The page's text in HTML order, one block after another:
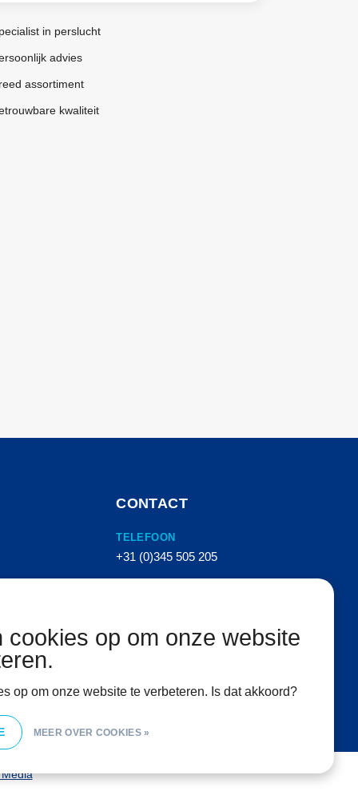
in perslucht
advies
assortiment
kwaliteit
CONTACT
TELEFOON
+31 (0)345 505 205
ADRES
cookies op om onze website
op om onze website te verbeteren. Is dat akkoord?
MEER OVER COOKIES »